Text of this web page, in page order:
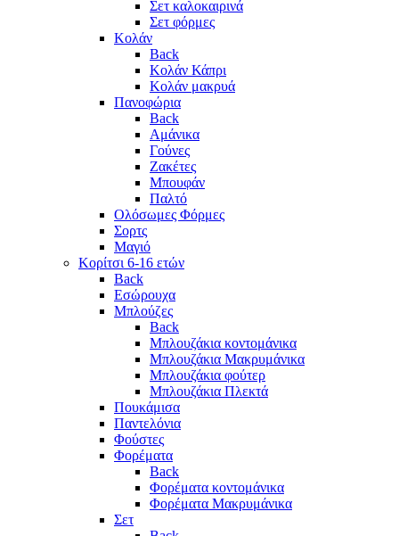
Σετ καλοκαιρινά
Σετ φόρμες
Κολάν
Back
Κολάν Κάπρι
Κολάν μακρυά
Πανοφώρια
Back
Αμάνικα
Γούνες
Ζακέτες
Μπουφάν
Παλτό
Ολόσωμες Φόρμες
Σορτς
Μαγιό
Κορίτσι 6-16 ετών
Back
Εσώρουχα
Μπλούζες
Back
Μπλουζάκια κοντομάνικα
Μπλουζάκια Μακρυμάνικα
Μπλουζάκια φούτερ
Μπλουζάκια Πλεκτά
Πουκάμισα
Παντελόνια
Φούστες
Φορέματα
Back
Φορέματα κοντομάνικα
Φορέματα Μακρυμάνικα
Σετ